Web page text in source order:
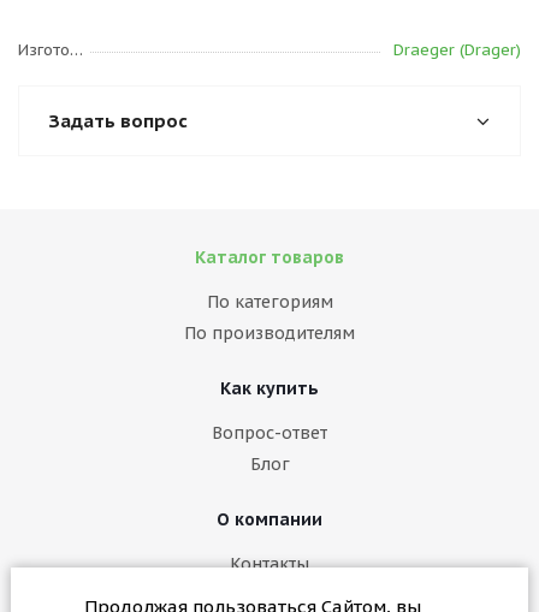
Продолжая пользоваться Сайтом, вы
Изготовитель Draeger (Drager)
Задать вопрос
Каталог товаров
По категориям
По производителям
Как купить
Вопрос-ответ
Блог
О компании
Контакты
Политика конфиденциальности